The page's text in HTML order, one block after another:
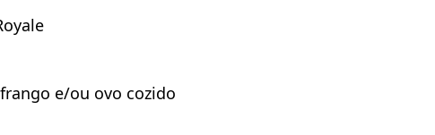
e/ou ovo cozido